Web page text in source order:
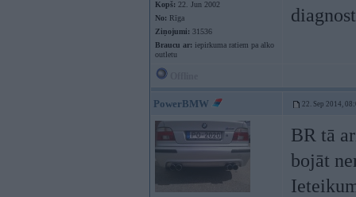
Kopš: 22. Jun 2002
No: Rīga
Ziņojumi: 31536
Braucu ar: iepirkuma ratiem pa alko
outletu
PowerBMW 22. Sep 2014,
BR tā
bojāt